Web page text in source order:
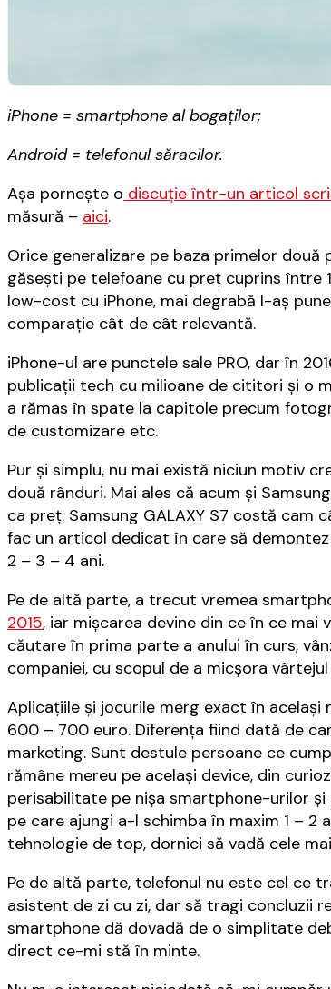
iPhone = smartphone al bogaților;
Android = telefonul săracilor.
Așa pornește o discuție într-un articol
măsură – aici.
Orice generalizare pe baza primelor
găsești pe telefoane cu preț cuprins între
low-cost cu iPhone, mai degrabă l-aș
comparație cât de cât relevantă.
iPhone-ul are punctele sale PRO, dar în
publicații tech cu milioane de cititori și o
a rămas în spate la capitole precum
de customizare etc.
Pur și simplu, nu mai există niciun motiv
două rânduri. Mai ales că acum și
ca preț. Samsung GALAXY S7 costă cam
fac un articol dedicat în care să
2 – 3 – 4 ani.
Pe de altă parte, a trecut vremea
2015, iar mișcarea devine din ce în ce mai
căutare în prima parte a anului în curs,
companiei, cu scopul de a micșora
Aplicațiile și jocurile merg exact în
600 – 700 euro. Diferența fiind dată de
marketing. Sunt destule persoane ce
rămâne mereu pe același device, din
perisabilitate pe nișa smartphone-urilor
pe care ajungi a-l schimba în maxim 1 –
tehnologie de top, dornici să vadă cele
Pe de altă parte, telefonul nu este cel ce
asistent de zi cu zi, dar să tragi concluzii
smartphone dă dovadă de o simplitate
direct ce-mi stă în minte.